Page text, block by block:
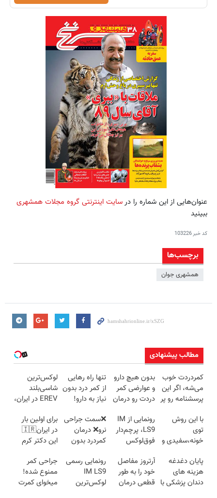
عنوان‌هایی از این شماره را درسایت اینترنتی گروه مجلات همشهری
ببینید
کد خبر103226
برچسب‌ها
همشهری جوان
مطالب پیشنهادی
کمردردت خوب
می‌شه، اگر این
پرسشنامه رو پر
بدون هیچ دارو
و عوارضی کمر
دردت رو درمان
(پرسش‌نامه)
تنها راه رهایی
از کمر درد بدون
نیاز به دارو!
لوکس‌ترین
شاسی‌بلند
EREV در ایران،
موتور رونمایی
شد!
با این روش
توی
خونه،سفیدی و
برگردون
(40%off)
رونمایی از IM
LS9، پرچم‌دار
فوق‌لوکس
ایران شد
❌سمت جراحی
نرو❌ درمان
کمردرد بدون
برای اولین بار
در ایران🇮🇷
این دکتر کرم
روزه ساخت!
پایان دغدغه
هزینه های
دندان پزشکی با
آرتروز مفاصل
خود را به طور
قطعی درمان
رونمایی رسمی
IM LS9
لوکس‌ترین
جراحی کمر
ممنوع شده!
میخوای کمرت